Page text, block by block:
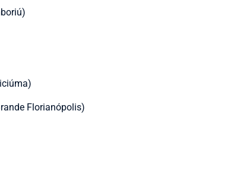
Florianópolis)